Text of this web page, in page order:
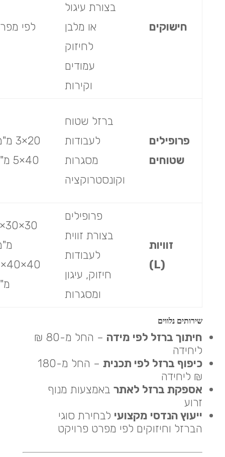
חישוקים
בצורת עיגול
או מלבן
לחיזוק
עמודים
וקירות
לפי
פרופילים
שטוחים
ברזל שטוח
לעבודות
מסגרות
וקונסטרוקציה
20×3
40×5 מ"מ
זוויות
(L)
פרופילים
בצורת זווית
לעבודות
חיזוק, עיגון
ומסגרות
שירותים נלווים
חיתוך ברזל לפי מידה
– החל מ-80 ₪
ליחידה
כיפוף ברזל לפי תכנית
– החל מ-180
₪ ליחידה
אספקת ברזל לאתרבאמצעות מנוף
זרוע
ייעוץ הנדסי מקצועי לבחירת סוגי
הברזל וחיזוקים לפי מפרט פרויקט